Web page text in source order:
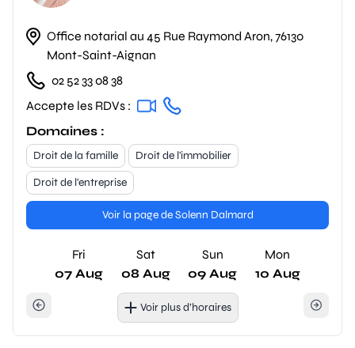
Office notarial au 45 Rue Raymond Aron, 76130
Mont-Saint-Aignan
02 52 33 08 38
Accepte les RDVs :
Domaines :
Droit de la famille
Droit de l'immobilier
Droit de l'entreprise
Voir la page de Solenn Dalmard
Fri
07 Aug
Sat
08 Aug
Sun
09 Aug
Mon
10 Aug
Voir plus d’horaires